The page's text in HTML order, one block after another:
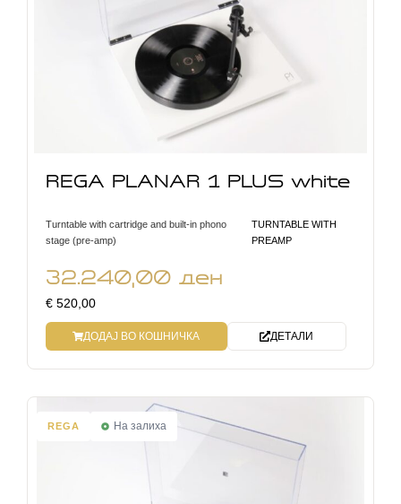
REGA PLANAR 1 PLUS white
Turntable with cartridge and built-in phono
stage (pre-amp)
TURNTABLE WITH
PREAMP
32.240,00 ден
€ 520,00
ДОДАЈ ВО КОШНИЧКА ДЕТАЛИ
REGA На залиха